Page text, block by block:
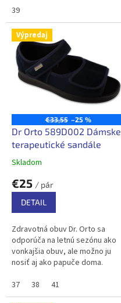
každodenné nosenie. Mäkká...
39
Výpredaj
€33,55 –25 %
Dr Orto 589D002 Dámske
terapeutické sandále
Skladom
€25 / pár
DETAIL
Zdravotná obuv Dr. Orto sa
odporúča na letnú sezónu ako
vonkajšia obuv, ale možno ju
nosiť aj ako papuče doma.
kvalitných tkanín, je vhodná pre
ľudí,...
37 38 41